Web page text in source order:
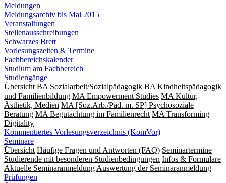
Meldungen
Meldungsarchiv bis Mai 2015
Veranstaltungen
Stellenausschreibungen
Schwarzes Brett
Vorlesungszeiten & Termine
Fachbereichskalender
Studium am Fachbereich
Studiengänge
Übersicht BA Sozialarbeit/Sozialpädagogik BA Kindheitspädagogik
und Familienbildung MA Empowerment Studies MA Kultur,
Ästhetik, Medien MA [Soz.Arb./Päd. m. SP] Psychosoziale
Beratung MA Begut­ach­tung im Fami­lien­recht MA Transforming
Digitality
Kommentiertes Vorlesungsverzeichnis (KomVor)
Seminare
Übersicht Häufige Fragen und Antworten (FAQ) Seminartermine
Studierende mit besonderen Studienbedingungen Infos & Formulare
Aktuelle Seminaranmeldung Auswertung der Seminaranmeldung
Prüfungen